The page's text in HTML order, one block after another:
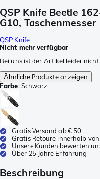
QSP Knife Beetle
G10, Taschenmesser
QSP Knife
Nicht mehr verfügbar
Bei uns ist der Artikel leider
Ähnliche Produkte anzeigen
Farbe:Schwarz
Gratis Versand ab € 50
Gratis Retoure innerhalb
Unsere Kunden bewerten
Über 25 Jahre Erfahrung
Beschreibung